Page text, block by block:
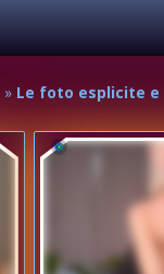
» Le foto esplicite e